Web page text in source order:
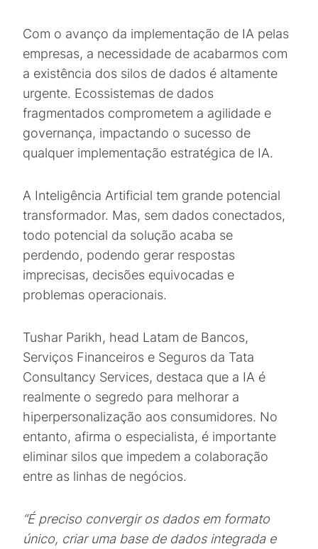
Com o avanço da implementação de IA pelas
empresas, a necessidade de acabarmos com
a existência dos silos de dados é altamente
urgente. Ecossistemas de dados
fragmentados comprometem a agilidade e
governança, impactando o sucesso de
qualquer implementação estratégica de IA.
A Inteligência Artificial tem grande potencial
transformador. Mas, sem dados conectados,
todo potencial da solução acaba se
perdendo, podendo gerar respostas
imprecisas, decisões equivocadas e
problemas operacionais.
Tushar Parikh, head Latam de Bancos,
Serviços Financeiros e Seguros da Tata
Consultancy Services, destaca que a IA é
realmente o segredo para melhorar a
hiperpersonalização aos consumidores. No
entanto, afirma o especialista, é importante
eliminar silos que impedem a colaboração
entre as linhas de negócios.
“É preciso convergir os dados em formato
único, criar uma base de dados integrada e